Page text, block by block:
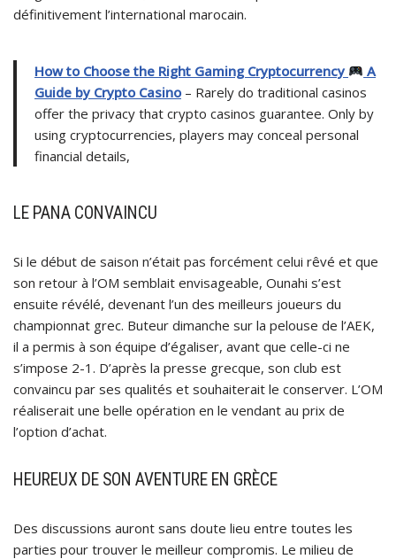
définitivement l’international marocain.
How to Choose the Right Gaming Cryptocurrency
A
Guide by Crypto Casino – Rarely do traditional casinos
offer the privacy that crypto casinos guarantee. Only by
using cryptocurrencies, players may conceal personal
financial details,
LE PANA CONVAINCU
Si le début de saison n’était pas forcément celui rêvé et que
son retour à l’OM semblait envisageable, Ounahi s’est
ensuite révélé, devenant l’un des meilleurs joueurs du
championnat grec. Buteur dimanche sur la pelouse de l’AEK,
il a permis à son équipe d’égaliser, avant que celle-ci ne
s’impose 2-1. D’après la presse grecque, son club est
convaincu par ses qualités et souhaiterait le conserver. L’OM
réaliserait une belle opération en le vendant au prix de
l’option d’achat.
HEUREUX DE SON AVENTURE EN GRÈCE
Des discussions auront sans doute lieu entre toutes les
parties pour trouver le meilleur compromis. Le milieu de